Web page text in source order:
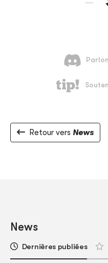
Retour vers News
News
Dernières publiées